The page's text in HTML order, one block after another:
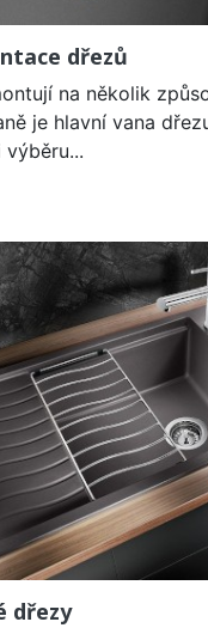
dřezů
na několik
je hlavní vana
dřezy